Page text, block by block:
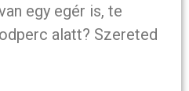
egy egér is, te
alatt? Szereted